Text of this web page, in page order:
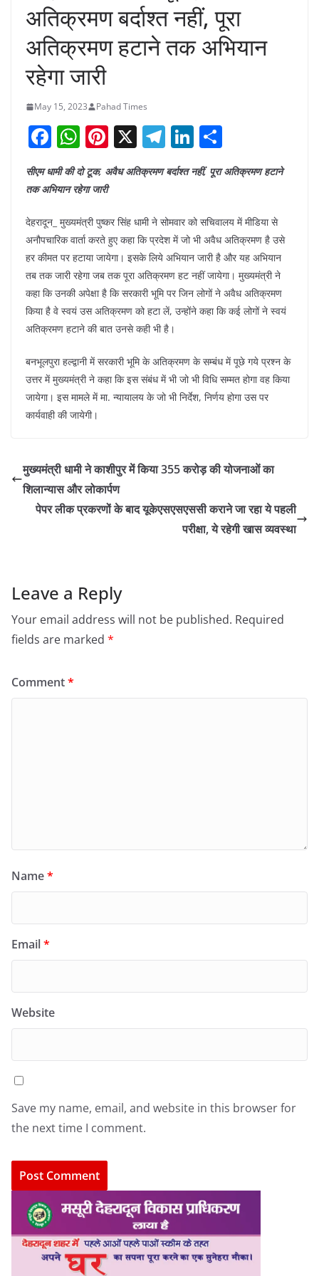
अतिक्रमण बर्दाश्त नहीं, पूरा
अतिक्रमण हटाने तक अभियान
रहेगा जारी
May 15, 2023 Pahad Times
F
a
c
b
o
o
k
W
h
at
A
p
p
Pi
nt
er
st
X T
el
e
a
m
Li
n
k
dI
n
h
ar
सीएम धामी की दो टूक, अवैध अतिक्रमण बर्दाश्त नहीं, पूरा अतिक्रमण हटाने
तक अभियान रहेगा जारी
देहरादून_ मुख्यमंत्री पुष्कर सिंह धामी ने सोमवार को सचिवालय में मीडिया से
अनौपचारिक वार्ता करते हुए कहा कि प्रदेश में जो भी अवैध अतिक्रमण है उसे
हर कीमत पर हटाया जायेगा। इसके लिये अभियान जारी है और यह अभियान
तब तक जारी रहेगा जब तक पूरा अतिक्रमण हट नहीं जायेगा। मुख्यमंत्री ने
कहा कि उनकी अपेक्षा है कि सरकारी भूमि पर जिन लोगों ने अवैध अतिक्रमण
किया है वे स्वयं उस अतिक्रमण को हटा लें, उन्होंने कहा कि कई लोगों ने स्वयं
अतिक्रमण हटाने की बात उनसे कही भी है।
बनभूलपुरा हल्द्वानी में सरकारी भूमि के अतिक्रमण के सम्बंध में पूछे गये प्रश्न के
उत्तर में मुख्यमंत्री ने कहा कि इस संबंध में भी जो भी विधि सम्मत होगा वह किया
जायेगा। इस मामले में मा. न्यायालय के जो भी निर्देश, निर्णय होगा उस पर
कार्यवाही की जायेगी।
मुख्यमंत्री धामी ने काशीपुर में किया 355 करोड़ की योजनाओं का
शिलान्यास और लोकार्पण
पेपर लीक प्रकरणों के बाद यूकेएसएसएससी कराने जा रहा ये पहली
परीक्षा, ये रहेगी खास व्यवस्था
Leave a Reply
Your email address will not be published. Required
fields are marked *
Comment*
Name*
Email*
Website
Save my name, email, and website in this browser for
the next time I comment.